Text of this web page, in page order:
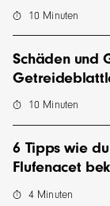
10 Minuten
Schäden und
10 Minuten
6 Tipps wie
Flufenacet
4 Minuten